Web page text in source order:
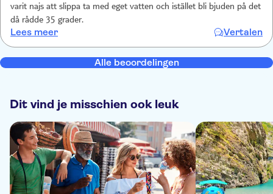
varit najs att slippa ta med eget vatten och istället bli bjuden på det
då rådde 35 grader.
Lees meer Vertalen
Alle beoordelingen
Dit vind je misschien ook leuk